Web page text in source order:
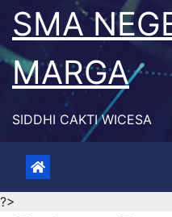
Skip
content
SMA
MARGA
SIDDHI CAKTI WICESA
?>